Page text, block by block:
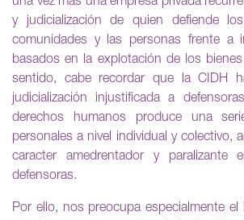
y judicialización de quien defiende
comunidades y las personas frente a
basados en la explotación de los
sentido, cabe recordar que la CIDH
judicialización injustificada a
derechos humanos produce una
personales a nivel individual y colectivo,
caracter amedrentador y paralizante
defensoras.
Por ello, nos preocupa especialmente